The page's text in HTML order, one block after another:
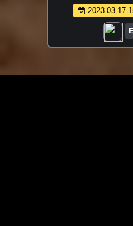
МАЙНКРАФТ В
ВИДЕО
2023-03-17